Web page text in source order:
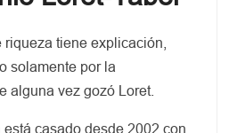
tiene explicación,
solamente por la
alguna vez gozó Loret.
casado desde 2002 con